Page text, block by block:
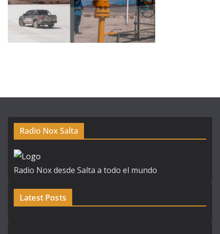
Radio Nox Salta
Radio Nox desde Salta a todo el mundo
Latest Posts